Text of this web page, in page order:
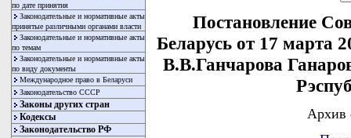
по дате принятия
Законодательные и нормативные акты
принятые различными органами власти
Законодательные и нормативные акты
по темам
Законодательные и нормативные акты
по виду документы
Международное право в Беларуси
Законодательство СССР
Законы других стран
Кодексы
Законодательство РФ
Постановление
Беларусь от 17 марта
В.В.Ганчарова
Архив